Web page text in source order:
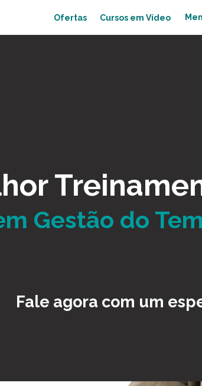
Ofertas Cursos em Vídeo
Gestão do
Fale agora com um